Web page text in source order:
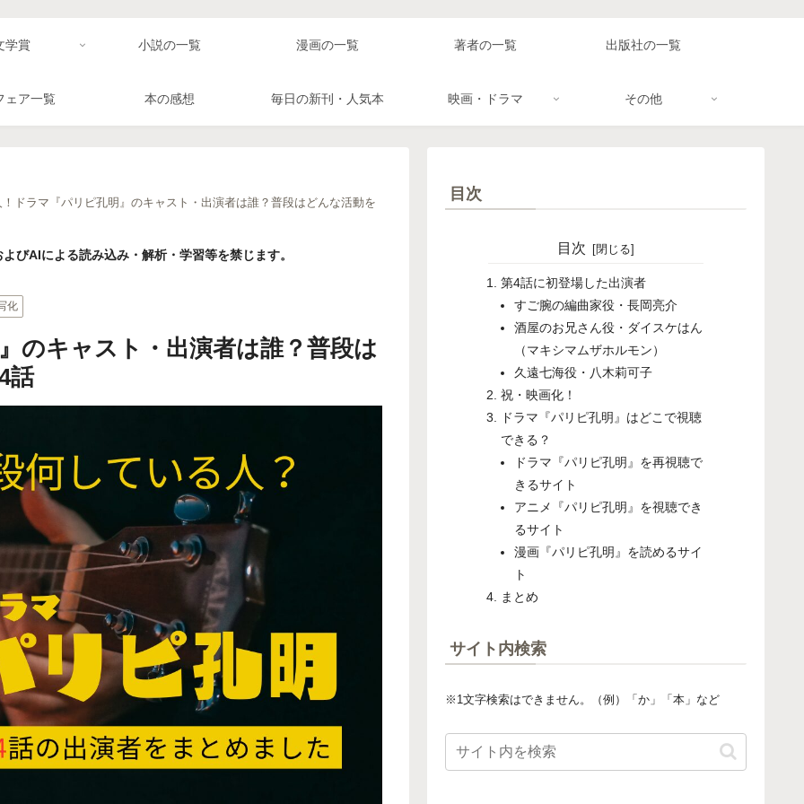
学賞 小説の一覧 漫画の一覧 著者の一覧 出版社の一覧
ェア一覧 本の感想 毎日の新刊・人気本 映画・ドラマ その他
ドラマ『パリピ孔明』のキャスト・出演者は誰？普段はどんな活動を
びAIによる読み込み・解析・学習等を禁じます。
化
のキャスト・出演者は誰？普段は
話
目次
目次
第4話に初登場した出演者
すご腕の編曲家役・長岡亮介
酒屋のお兄さん役・ダイスケはん
（マキシマムザホルモン）
久遠七海役・八木莉可子
祝・映画化！
ドラマ『パリピ孔明』はどこで視聴
できる？
ドラマ『パリピ孔明』を再視聴で
きるサイト
アニメ『パリピ孔明』を視聴でき
るサイト
漫画『パリピ孔明』を読めるサイ
ト
まとめ
サイト内検索
※1文字検索はできません。（例）「か」「本」など